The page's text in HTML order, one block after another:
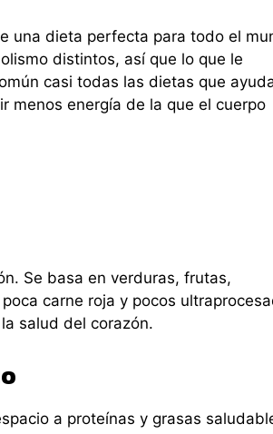
una dieta perfecta para todo el
distintos, así que lo que le
casi todas las dietas que
menos energía de la que el cuerpo
Se basa en verduras, frutas,
carne roja y pocos
salud del corazón.
a proteínas y grasas